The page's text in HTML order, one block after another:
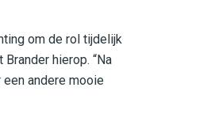
om de rol tijdelijk
hierop. “Na
een andere mooie